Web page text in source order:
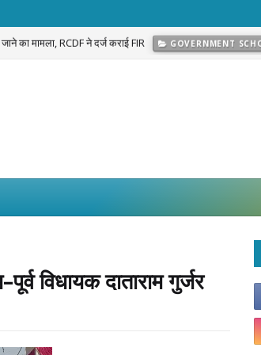
का मामला, RCDF ने दर्ज कराई FIR GOVERNMENT
की जोहड़ी में गाड़े गए करीब 2 करोड़ रुपये मूल्य के सोने के आभूषण
विधायक दाताराम गुर्जर